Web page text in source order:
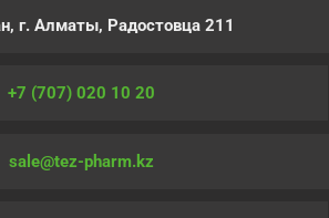
г. Алматы, Радостовца 211
+7 (707) 020 10 20
sale@tez-pharm.kz